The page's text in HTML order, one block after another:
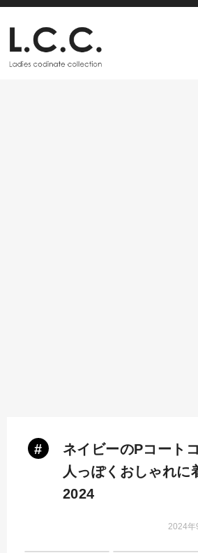
#
ネイビーのPコート
人っぽくおしゃれに
2024
2024年